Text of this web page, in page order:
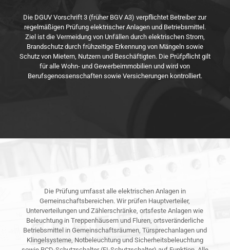
Die DGUV Vorschrift 3 (früher BGV A3) verpflichtet Betreiber zur
regelmäßigen Prüfung elektrischer Anlagen und Betriebsmittel.
Ziel ist die Vermeidung von Unfällen durch elektrischen Strom,
Brandschutz durch frühzeitige Erkennung von Mängeln sowie
Schutz von Mietern, Nutzern und Beschäftigten. Die Prüfpflicht gilt
für alle Wohn- und Gewerbeimmobilien und wird von
Berufsgenossenschaften sowie Versicherungen kontrolliert.
Die Prüfung umfasst alle elektrischen Anlagen in
Gemeinschaftsbereichen. Wir prüfen Hauptverteiler,
Unterverteilungen und Zählerschränke, ortsfeste Anlagen wie
Beleuchtung in Treppenhäusern und Fluren, ortsveränderliche
Betriebsmittel in Gemeinschaftsräumen, Türsprechanlagen und
Klingelsysteme, Notbeleuchtung und Sicherheitsbeleuchtung